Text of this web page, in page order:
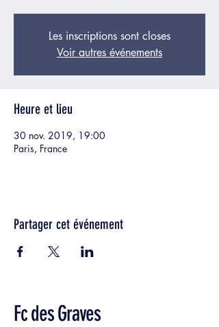
Les inscriptions sont closes
Voir autres événements
Heure et lieu
30 nov. 2019, 19:00
Paris, France
Partager cet événement
Fc des Graves